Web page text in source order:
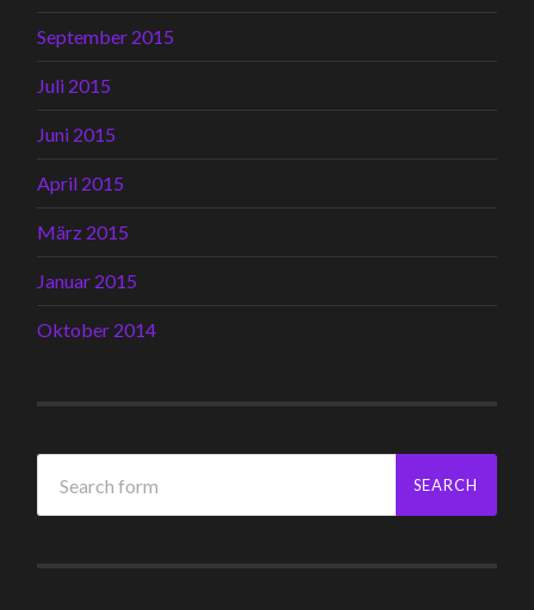
September 2015
Juli 2015
Juni 2015
April 2015
März 2015
Januar 2015
Oktober 2014